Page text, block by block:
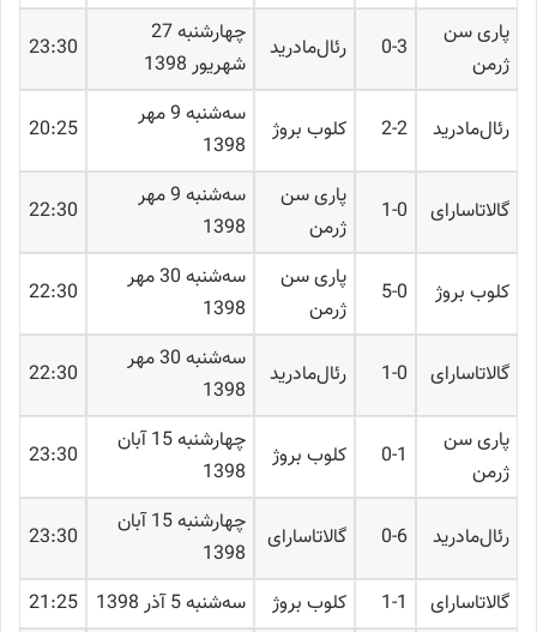
پاری سن
ژرمن
0-3 رئال‌مادرید
چهارشنبه 27
شهریور 1398
23:30
رئال‌مادرید 2-2 کلوب بروژ
ﺳﻪشنبه 9 مهر
1398
20:25
گالاتاسارای 1-0
پاری سن
ژرمن
ﺳﻪشنبه 9 مهر
1398
22:30
کلوب بروژ 5-0
پاری سن
ژرمن
ﺳﻪشنبه 30 مهر
1398
22:30
گالاتاسارای 1-0 رئال‌مادرید
ﺳﻪشنبه 30 مهر
1398
22:30
پاری سن
ژرمن
0-1 کلوب بروژ
چهارشنبه 15 آبان
1398
23:30
رئال‌مادرید 0-6 گالاتاسارای
چهارشنبه 15 آبان
1398
23:30
گالاتاسارای 1-1 کلوب بروژ ﺳﻪشنبه 5 آذر 1398 21:25